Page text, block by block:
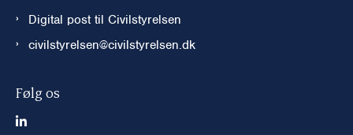
Digital post til Civilstyrelsen
civilstyrelsen@civilstyrelsen.dk
Følg os